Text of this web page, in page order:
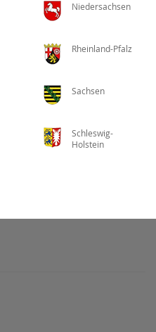
Niedersachsen
Rheinland-Pfalz
Sachsen
Schleswig-
Holstein